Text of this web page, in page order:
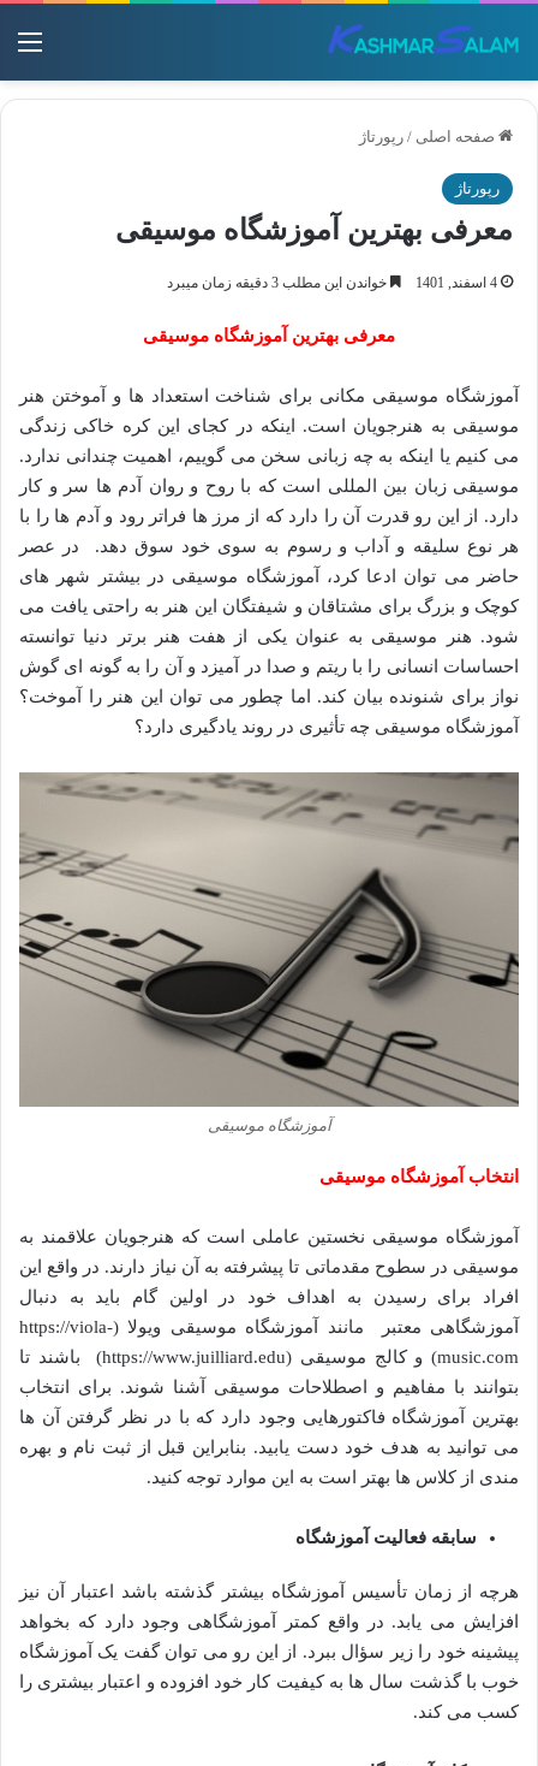
صفحه اصلی / رپورتاژ
رپورتاژ
معرفی بهترین آموزشگاه موسیقی
4 اسفند, 1401 خواندن این مطلب 3 دقیقه زمان میبرد
معرفی بهترین آموزشگاه موسیقی
آموزشگاه موسیقی مکانی برای شناخت استعداد ها و آموختن هنر
موسیقی به هنرجویان است. اینکه در کجای این کره خاکی زندگی
می کنیم یا اینکه به چه زبانی سخن می گوییم، اهمیت چندانی ندارد.
موسیقی زبان بین المللی است که با روح و روان آدم ها سر و کار
دارد. از این رو قدرت آن را دارد که از مرز ها فراتر رود و آدم ها را با
هر نوع سلیقه و آداب و رسوم به سوی خود سوق دهد. در عصر
حاضر می توان ادعا کرد، آموزشگاه موسیقی در بیشتر شهر های
کوچک و بزرگ برای مشتاقان و شیفتگان این هنر به راحتی یافت می
شود. هنر موسیقی به عنوان یکی از هفت هنر برتر دنیا توانسته
احساسات انسانی را با ریتم و صدا در آمیزد و آن را به گونه ای گوش
نواز برای شنونده بیان کند. اما چطور می توان این هنر را آموخت؟
آموزشگاه موسیقی چه تأثیری در روند یادگیری دارد؟
آموزشگاه موسیقی
انتخاب آموزشگاه موسیقی
آموزشگاه موسیقی نخستین عاملی است که هنرجویان علاقمند به
موسیقی در سطوح مقدماتی تا پیشرفته به آن نیاز دارند. در واقع این
افراد برای رسیدن به اهداف خود در اولین گام باید به دنبال
آموزشگاهی معتبر مانند آموزشگاه موسیقی ویولا (https://viola-
music.com) و کالج موسیقی (https://www.juilliard.edu) باشند تا
بتوانند با مفاهیم و اصطلاحات موسیقی آشنا شوند. برای انتخاب
بهترین آموزشگاه فاکتورهایی وجود دارد که با در نظر گرفتن آن ها
می توانید به هدف خود دست یابید. بنابراین قبل از ثبت نام و بهره
مندی از کلاس ها بهتر است به این موارد توجه کنید.
سابقه فعالیت آموزشگاه
هرچه از زمان تأسیس آموزشگاه بیشتر گذشته باشد اعتبار آن نیز
افزایش می یابد. در واقع کمتر آموزشگاهی وجود دارد که بخواهد
پیشینه خود را زیر سؤال ببرد. از این رو می توان گفت یک آموزشگاه
خوب با گذشت سال ها به کیفیت کار خود افزوده و اعتبار بیشتری را
کسب می کند.